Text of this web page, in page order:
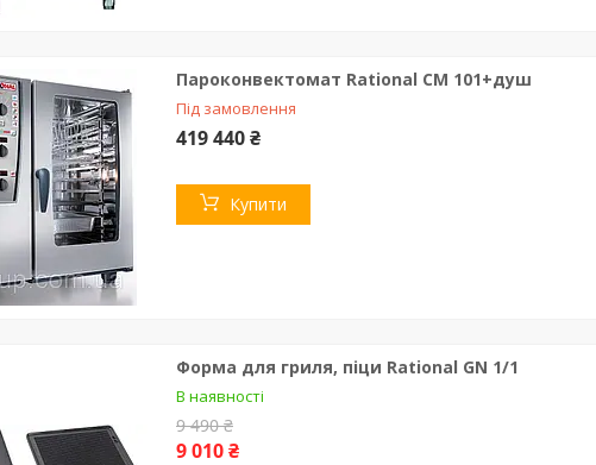
Пароконвектомат Rational CM 101+душ
Під замовлення
419 440 ₴
Купити
Форма для гриля, піци Rational GN 1/1
В наявності
9 490 ₴
9 010 ₴